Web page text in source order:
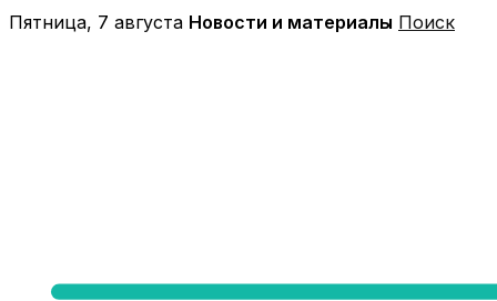
Перейти
Пятница, 7 августа Новости и материалы Поиск